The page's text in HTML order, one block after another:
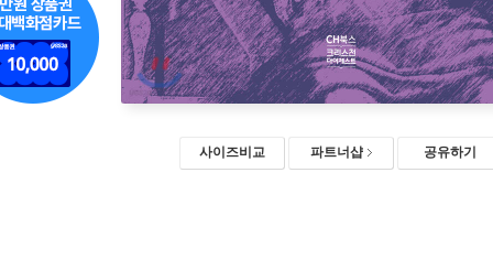
사이즈비교 파트너샵 공유하기